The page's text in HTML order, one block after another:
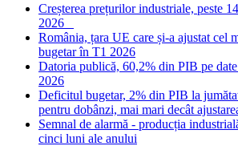
Creșterea prețurilor industriale, peste
2026
România, țara UE care și-a ajustat cel
bugetar în T1 2026
Datoria publică, 60,2% din PIB pe
2026
Deficitul bugetar, 2% din PIB la
pentru dobânzi, mai mari decât
Semnal de alarmă - producția
cinci luni ale anului